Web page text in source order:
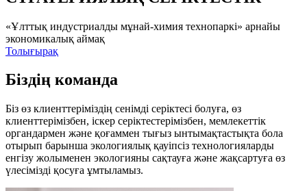
«Ұлттық индустриалды мұнай-химия технопаркі» арнайы
экономикалық аймақ
Толығырақ
Біздің команда
Біз өз клиенттеріміздің сенімді серіктесі болуға, өз
клиенттерімізбен, іскер серіктестерімізбен, мемлекеттік
органдармен және қоғаммен тығыз ынтымақтастықта бола
отырып барынша экологиялық қауіпсіз технологияларды
енгізу жолыменен экологияны сақтауға және жақсартуға өз
үлесімізді қосуға ұмтыламыз.